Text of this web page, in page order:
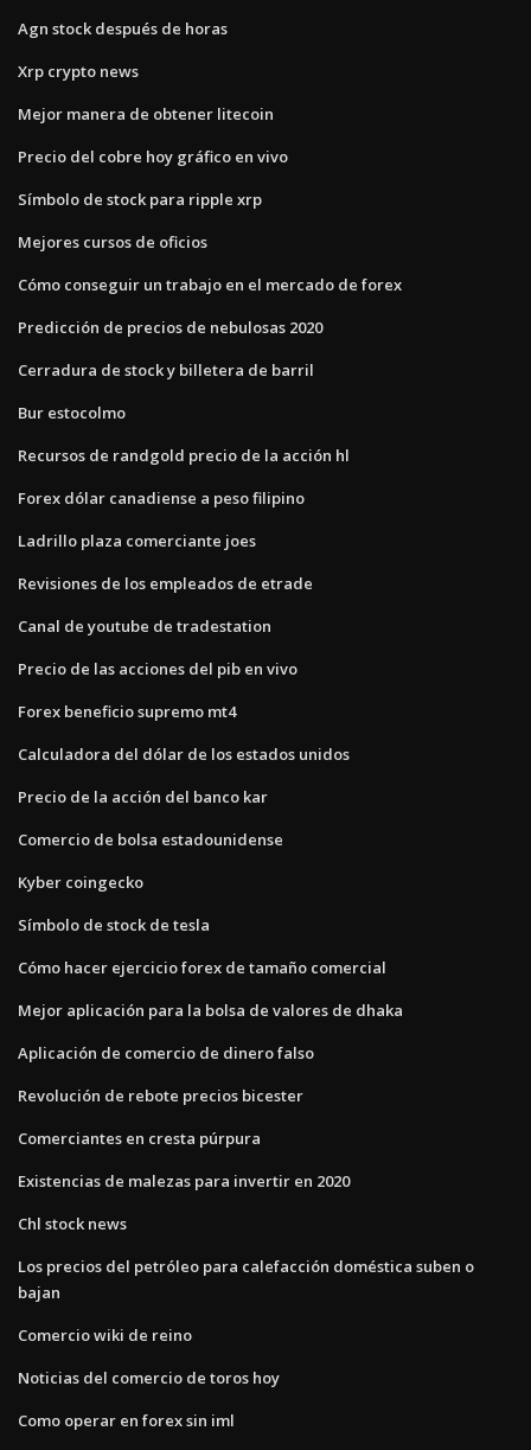
Agn stock después de horas
Xrp crypto news
Mejor manera de obtener litecoin
Precio del cobre hoy gráfico en vivo
Símbolo de stock para ripple xrp
Mejores cursos de oficios
Cómo conseguir un trabajo en el mercado de forex
Predicción de precios de nebulosas 2020
Cerradura de stock y billetera de barril
Bur estocolmo
Recursos de randgold precio de la acción hl
Forex dólar canadiense a peso filipino
Ladrillo plaza comerciante joes
Revisiones de los empleados de etrade
Canal de youtube de tradestation
Precio de las acciones del pib en vivo
Forex beneficio supremo mt4
Calculadora del dólar de los estados unidos
Precio de la acción del banco kar
Comercio de bolsa estadounidense
Kyber coingecko
Símbolo de stock de tesla
Cómo hacer ejercicio forex de tamaño comercial
Mejor aplicación para la bolsa de valores de dhaka
Aplicación de comercio de dinero falso
Revolución de rebote precios bicester
Comerciantes en cresta púrpura
Existencias de malezas para invertir en 2020
Chl stock news
Los precios del petróleo para calefacción doméstica suben o
bajan
Comercio wiki de reino
Noticias del comercio de toros hoy
Como operar en forex sin iml